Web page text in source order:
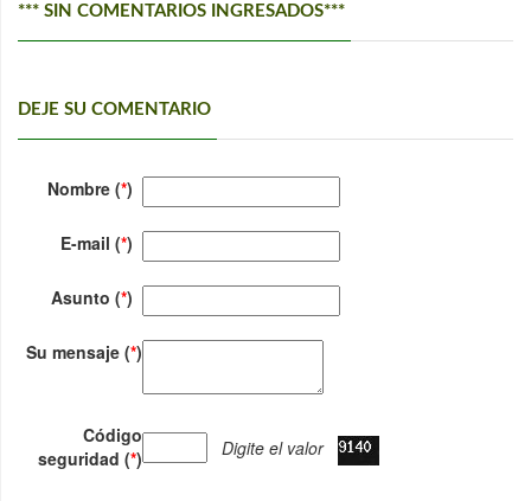
*** SIN COMENTARIOS INGRESADOS***
DEJE SU COMENTARIO
Nombre (*)
E-mail (*)
Asunto (*)
Su mensaje (*)
Código
seguridad (*) Digite el valor